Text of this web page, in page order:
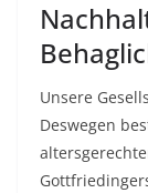
Unsere
Deswegen